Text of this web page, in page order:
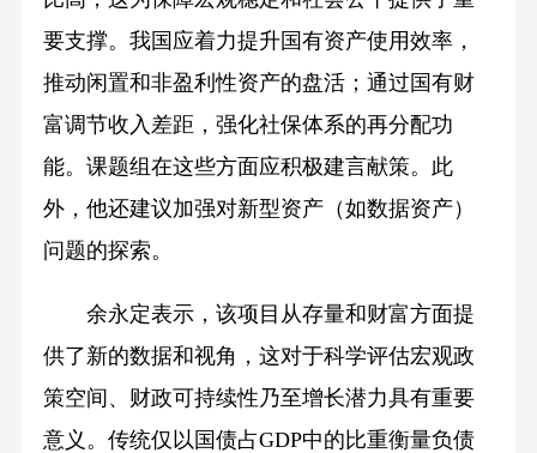
要支撑。我国应着力提升国有资产使用效率，
推动闲置和非盈利性资产的盘活；通过国有财
富调节收入差距，强化社保体系的再分配功
能。课题组在这些方面应积极建言献策。此
外，他还建议加强对新型资产（如数据资产）
问题的探索。
余永定表示，该项目从存量和财富方面提
供了新的数据和视角，这对于科学评估宏观政
策空间、财政可持续性乃至增长潜力具有重要
意义。传统仅以国债占GDP中的比重衡量负债